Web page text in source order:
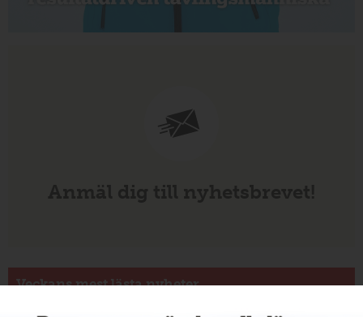
Veckans mest lästa nyheter
Annons: